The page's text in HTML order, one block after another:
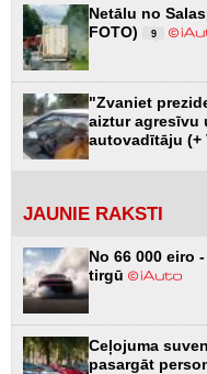
Netālu no
FOTO)
9
"Zvaniet
aiztur agresīvu
autovadītāju (+
JAUNIE RAKSTI
No 66 000 eiro
tirgū
Ceļojuma
pasargāt